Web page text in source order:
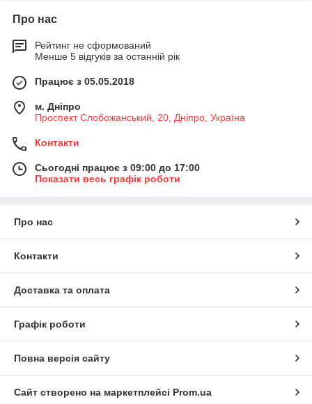
Про нас
Рейтинг не сформований
Менше 5 відгуків за останній рік
Працює з 05.05.2018
м. Дніпро
Проспект Слобожанський, 20, Дніпро, Україна
Контакти
Сьогодні працює з 09:00 до 17:00
Показати весь графік роботи
Про нас
Контакти
Доставка та оплата
Графік роботи
Повна версія сайту
Сайт створено на маркетплейсі Prom.ua